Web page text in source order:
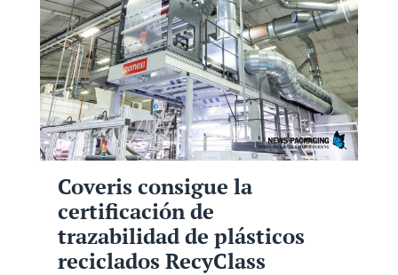
Coveris consigue la
certificación de
trazabilidad de plásticos
reciclados RecyClass